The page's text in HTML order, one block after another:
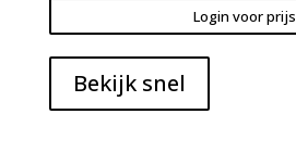
Login voor prijs
Bekijk snel